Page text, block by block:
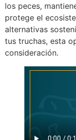
los peces,
protege el
alternativas
tus truchas, esta
consideración.